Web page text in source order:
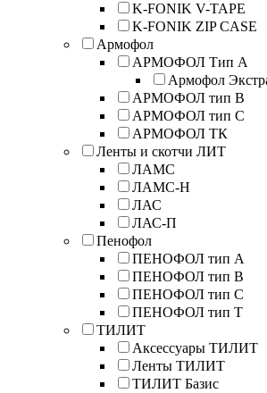
K-FONIK V-TAPE
K-FONIK ZIP CASE
Армофол
АРМОФОЛ Тип А
Армофол
АРМОФОЛ тип В
АРМОФОЛ тип C
АРМОФОЛ ТК
Ленты и скотчи ЛИТ
ЛАМС
ЛАМС-Н
ЛАС
ЛАС-П
Пенофол
ПЕНОФОЛ тип А
ПЕНОФОЛ тип B
ПЕНОФОЛ тип C
ПЕНОФОЛ тип T
ТИЛИТ
Аксессуары ТИЛИТ
Ленты ТИЛИТ
ТИЛИТ Базис